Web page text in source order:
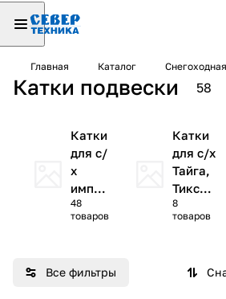
Главная Каталог
Катки подвески 58
Катки
для с/
х
импор
тных
48
товаров
Катки
для с/х
Тайга,
Тикси
РМ
8
товаров
Все фильтры